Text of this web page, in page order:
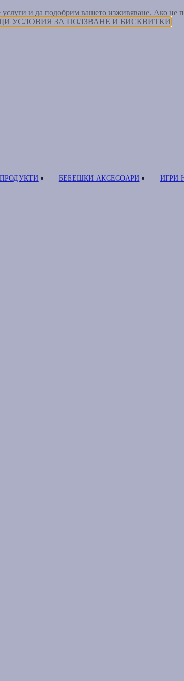
и да подобрим вашето изживяване. Ако
УСЛОВИЯ ЗА ПОЛЗВАНЕ И БИСКВИТКИ
БЕБЕШКИ АКСЕСОАРИ ИГРИ